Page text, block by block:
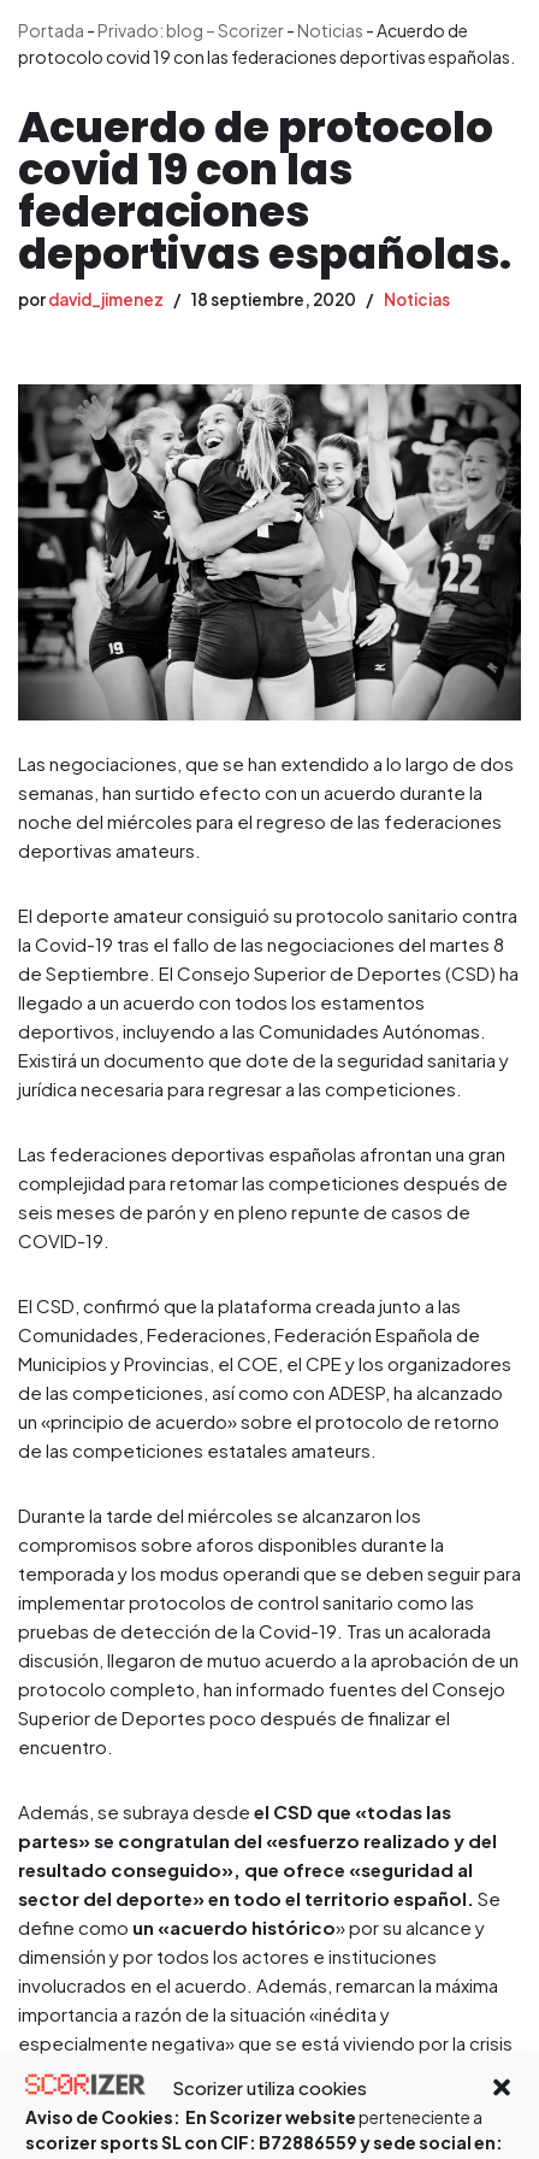
Scorizer utiliza cookies
Aviso de Cookies: En Scorizer websiteperteneciente a
scorizer sports SL con CIF: B72886559 y sede social en:
Portada -Privado: blog – Scorizer-Noticias -Acuerdo de
protocolo covid 19 con las federaciones deportivas españolas.
Acuerdo de protocolo
covid 19 con las
federaciones
deportivas españolas.
pordavid_jimenez 18 septiembre, 2020 Noticias
Las negociaciones, que se han extendido a lo largo de dos
semanas, han surtido efecto con un acuerdo durante la
noche del miércoles para el regreso de las federaciones
deportivas amateurs.
El deporte amateur consiguió su protocolo sanitario contra
la Covid-19 tras el fallo de las negociaciones del martes 8
de Septiembre. El Consejo Superior de Deportes (CSD) ha
llegado a un acuerdo con todos los estamentos
deportivos, incluyendo a las Comunidades Autónomas.
Existirá un documento que dote de la seguridad sanitaria y
jurídica necesaria para regresar a las competiciones.
Las federaciones deportivas españolas afrontan una gran
complejidad para retomar las competiciones después de
seis meses de parón y en pleno repunte de casos de
COVID-19.
El CSD, confirmó que la plataforma creada junto a las
Comunidades, Federaciones, Federación Española de
Municipios y Provincias, el COE, el CPE y los organizadores
de las competiciones, así como con ADESP, ha alcanzado
un «principio de acuerdo» sobre el protocolo de retorno
de las competiciones estatales amateurs.
Durante la tarde del miércoles se alcanzaron los
compromisos sobre aforos disponibles durante la
temporada y los modus operandi que se deben seguir para
implementar protocolos de control sanitario como las
pruebas de detección de la Covid-19. Tras un acalorada
discusión, llegaron de mutuo acuerdo a la aprobación de un
protocolo completo, han informado fuentes del Consejo
Superior de Deportes poco después de finalizar el
encuentro.
Además, se subraya desde el CSD que «todas las
partes» se congratulan del «esfuerzo realizado y del
resultado conseguido», que ofrece «seguridad al
sector del deporte» en todo el territorio español. Se
define como un «acuerdo histórico» por su alcance y
dimensión y por todos los actores e instituciones
involucrados en el acuerdo. Además, remarcan la máxima
importancia a razón de la situación «inédita y
especialmente negativa» que se está viviendo por la crisis
sanitaria mundial.
Arduas negociaciones